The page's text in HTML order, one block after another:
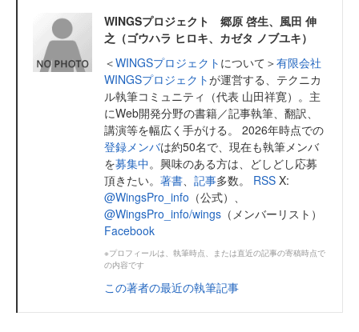
WINGSプロジェクト 郷原 啓生、風田 伸
之（ゴウハラ ヒロキ、カゼタ ノブユキ）
＜WINGSプロジェクト について＞有限会社
WINGSプロジェクトが運営する、テクニカ
ル執筆コミュニティ（代表 山田祥寛）。主
にWeb開発分野の書籍／記事執筆、翻訳、
講演等を幅広く手がける。 2026年時点での
登録メンバは約50名で、現在も執筆メンバ
を募集中。興味のある方は、どしどし応募
頂きたい。 著書 記事多数。 RSS X:
@WingsPro_info （公式）、
@WingsPro_info/wings （メンバーリスト）
Facebook
※プロフィールは、執筆時点、または直近の記事の寄稿時点で
の内容です
この著者の最近の執筆記事